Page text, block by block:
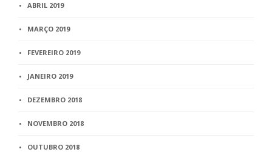
ABRIL 2019
MARÇO 2019
FEVEREIRO 2019
JANEIRO 2019
DEZEMBRO 2018
NOVEMBRO 2018
OUTUBRO 2018